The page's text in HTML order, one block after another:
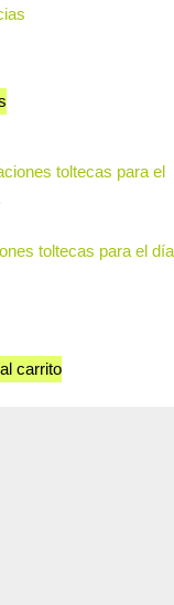
toltecas para el día
carrito